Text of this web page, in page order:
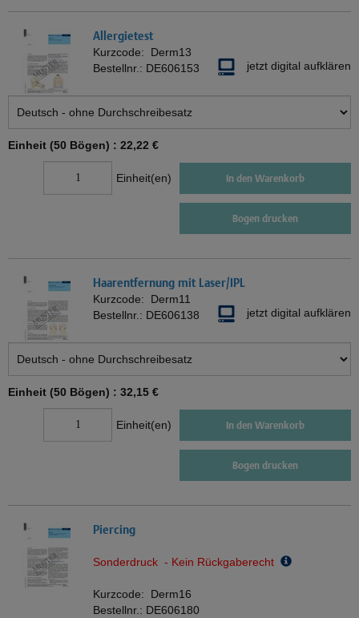
Allergietest
Kurzcode: Derm13
Bestellnr.: DE606153 jetzt digital aufklären
Einheit (50 Bögen) : 22,22 €
Einheit(en) In den Warenkorb
Bogen drucken
Haarentfernung mit Laser/IPL
Kurzcode: Derm11
Bestellnr.: DE606138 jetzt digital aufklären
Einheit (50 Bögen) : 32,15 €
Einheit(en) In den Warenkorb
Bogen drucken
Piercing
Sonderdruck - Kein Rückgaberecht
Kurzcode: Derm16
Bestellnr.: DE606180